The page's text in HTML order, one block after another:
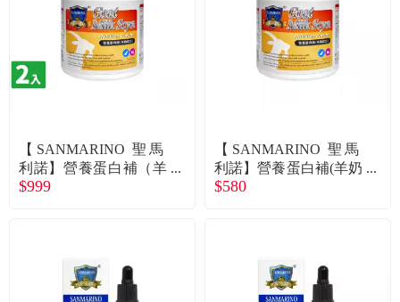
【SANMARINO 聖馬
利諾】營養蛋白補（羊
奶配方）（250g/罐）X
$999
【SANMARINO 聖馬
利諾】營養蛋白補(羊奶
配方)(250g/罐)（廠商直
$580